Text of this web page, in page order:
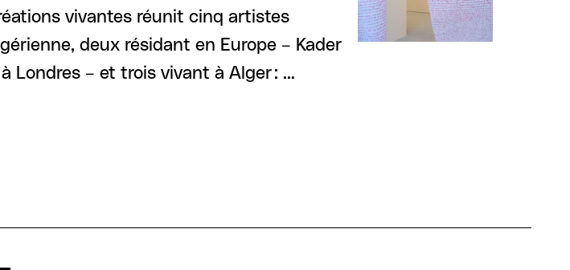
vivantes réunit cinq artistes
deux résidant en Europe – Kader
Londres – et trois vivant à Alger : …